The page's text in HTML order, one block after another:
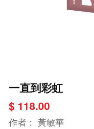
一直到彩虹
$ 118.00
作者： 黃敏華